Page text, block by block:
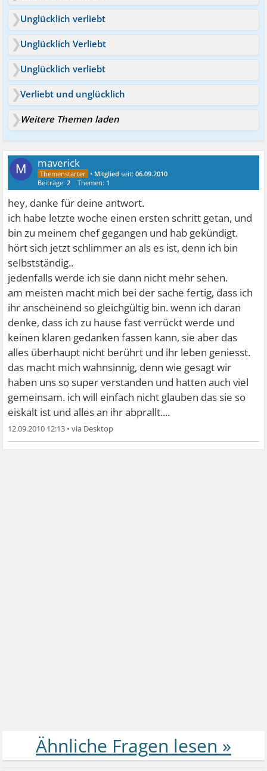
Unglücklich verliebt
Unglücklich Verliebt
Unglücklich verliebt
Verliebt und unglücklich
Weitere Themen laden
M maverick
• Mitglied seit:06.09.2010
Beiträge:2 Themen: 1
hey, danke für deine antwort.
ich habe letzte woche einen ersten schritt getan, und
bin zu meinem chef gegangen und hab gekündigt.
hört sich jetzt schlimmer an als es ist, denn ich bin
selbstständig..
jedenfalls werde ich sie dann nicht mehr sehen.
am meisten macht mich bei der sache fertig, dass ich
ihr anscheinend so gleichgültig bin. wenn ich daran
denke, dass ich zu hause fast verrückt werde und
keinen klaren gedanken fassen kann, sie aber das
alles überhaupt nicht berührt und ihr leben geniesst.
das macht mich wahnsinnig, denn wie gesagt wir
haben uns so super verstanden und hatten auch viel
gemeinsam. ich will einfach nicht glauben das sie so
eiskalt ist und alles an ihr abprallt....
12.09.2010 12:13 •